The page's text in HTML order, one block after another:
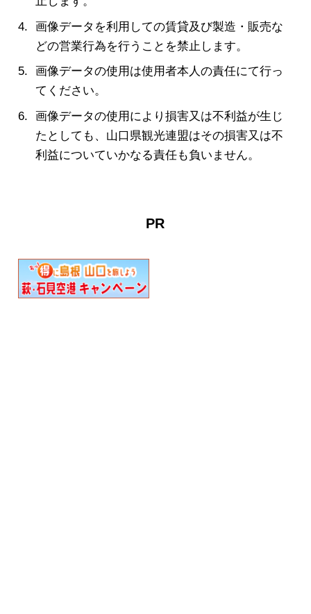
画像データを利用しての賃貸及び製造・販売な
どの営業行為を行うことを禁止します。
画像データの使用は使用者本人の責任にて行っ
てください。
画像データの使用により損害又は不利益が生じ
たとしても、山口県観光連盟はその損害又は不
利益についていかなる責任も負いません。
PR